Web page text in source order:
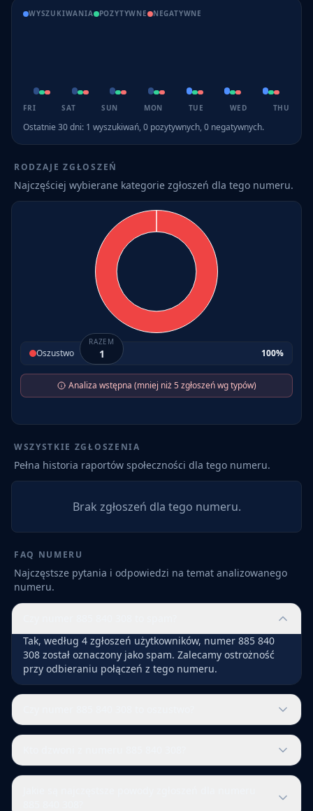
WYSZUKIWANIA POZYTYWNE NEGATYWNE
FRI SAT SUN MON TUE WED THU
Ostatnie 30 dni: 1 wyszukiwań,0 pozytywnych,0 negatywnych.
RODZAJE ZGŁOSZEŃ
Najczęściej wybierane kategorie zgłoszeń dla tego numeru.
RAZEM
1
Oszustwo 100%
Analiza wstępna (mniej niż 5 zgłoszeń wg typów)
WSZYSTKIE ZGŁOSZENIA
Pełna historia raportów społeczności dla tego numeru.
Brak zgłoszeń dla tego numeru.
FAQ NUMERU
Najczęstsze pytania i odpowiedzi na temat analizowanego
numeru.
Tak, według 4 zgłoszeń użytkowników, numer 885 840
308 został oznaczony jako spam. Zalecamy ostrożność
przy odbieraniu połączeń z tego numeru.